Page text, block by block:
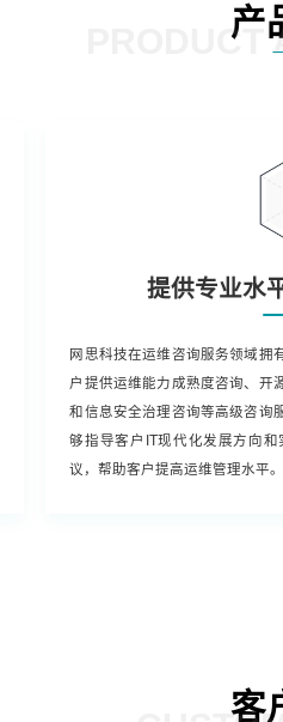
产
PRODUCT
提供专业水
网思科技在运维咨询服务领域拥
户提供运维能力成熟度咨询、开
和信息安全治理咨询等高级咨询
够指导客户IT现代化发展方向
议，帮助客户提高运维管理水平。
客